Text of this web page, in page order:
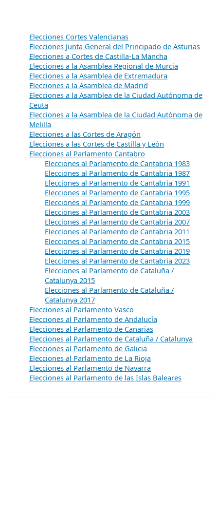
Elecciones Cortes Valencianas
Elecciones Junta General del Principado de Asturias
Elecciones a Cortes de Castilla-La Mancha
Elecciones a la Asamblea Regional de Murcia
Elecciones a la Asamblea de Extremadura
Elecciones a la Asamblea de Madrid
Elecciones a la Asamblea de la Ciudad Autónoma de
Ceuta
Elecciones a la Asamblea de la Ciudad Autónoma de
Melilla
Elecciones a las Cortes de Aragón
Elecciones a las Cortes de Castilla y León
Elecciones al Parlamento Cantabro
Elecciones al Parlamento de Cantabria 1983
Elecciones al Parlamento de Cantabria 1987
Elecciones al Parlamento de Cantabria 1991
Elecciones al Parlamento de Cantabria 1995
Elecciones al Parlamento de Cantabria 1999
Elecciones al Parlamento de Cantabria 2003
Elecciones al Parlamento de Cantabria 2007
Elecciones al Parlamento de Cantabria 2011
Elecciones al Parlamento de Cantabria 2015
Elecciones al Parlamento de Cantabria 2019
Elecciones al Parlamento de Cantabria 2023
Elecciones al Parlamento de Cataluña /
Catalunya 2015
Elecciones al Parlamento de Cataluña /
Catalunya 2017
Elecciones al Parlamento Vasco
Elecciones al Parlamento de Andalucía
Elecciones al Parlamento de Canarias
Elecciones al Parlamento de Cataluña / Catalunya
Elecciones al Parlamento de Galicia
Elecciones al Parlamento de La Rioja
Elecciones al Parlamento de Navarra
Elecciones al Parlamento de las Islas Baleares